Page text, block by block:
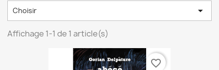
Choisir 
Affichage 1-1 de 1 article(s)
favorite_border